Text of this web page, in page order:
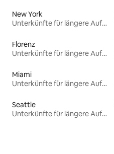
New York
Unterkünfte für längere Aufenthalte
Florenz
Unterkünfte für längere Aufenthalte
Miami
Unterkünfte für längere Aufenthalte
Seattle
Unterkünfte für längere Aufenthalte